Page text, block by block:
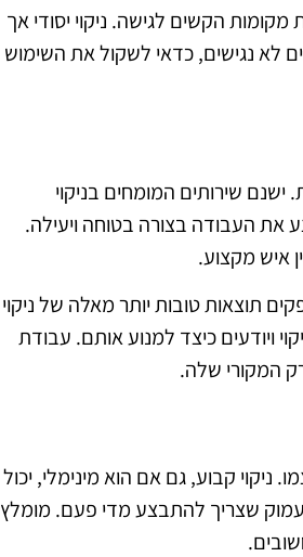
הקשים לגישה. ניקוי יסודי אך
לא נגישים, כדאי לשקול את השימוש
שירותים המומחים בניקוי
את העבודה בצורה בטוחה ויעילה.
איש מקצוע.
תוצאות טובות יותר מאלה של ניקוי
ויודעים כיצד למנוע אותם. עבודת
המקורי שלה.
קבוע, גם אם הוא מינימלי, יכול
שצריך להתבצע מדי פעם. מומלץ